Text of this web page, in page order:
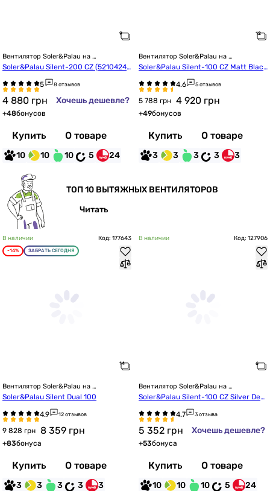
Вентилятор Soler&Palau на
подшипниках
Soler&Palau Silent-200 CZ (52104247
8 отзывов
4 880 грн Хочешь дешевле?
+48бонусов
Купить О товаре
10 10 10 5 24
Вентилятор Soler&Palau на
подшипниках
Soler&Palau Silent-100 CZ Matt Black
5 отзывов
5 788 грн 4 920 грн
+49бонусов
Купить О товаре
3 3 3 3 3
ТОП 10 ВЫТЯЖНЫХ ВЕНТИЛЯТОРОВ
Читать
В наличии Код: 177643
-14% ЗАБРАТЬ СЕГОДНЯ
Вентилятор Soler&Palau на
подшипниках
Soler&Palau Silent Dual 100
12 отзывов
9 828 грн 8 359 грн
+83бонуса
Купить О товаре
3 3 3 3 3
В наличии Код: 127906
Вентилятор Soler&Palau на
подшипниках
Soler&Palau Silent-100 CZ Silver Desi
gn (5210602600)
3 отзыва
5 352 грн Хочешь дешевле?
+53бонуса
Купить О товаре
10 10 10 5 24